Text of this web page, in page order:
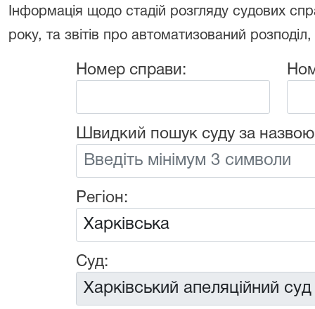
Інформація щодо стадій розгляду судових
року, та звітів про автоматизований
Номер справи:
Швидкий пошук суду за
Регіон:
Суд: